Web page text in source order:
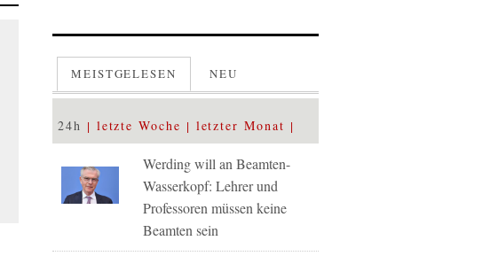
MEISTGELESEN NEU
24h letzte Woche letzter Monat
Werding will an Beamten-
Wasserkopf: Lehrer und
Professoren müssen keine
Beamten sein